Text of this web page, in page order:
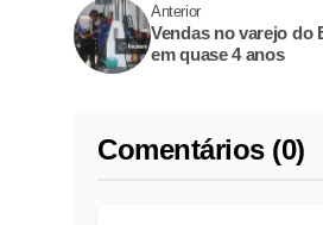
Anterior
Vendas no varejo do
em quase 4 anos
Comentários (0)